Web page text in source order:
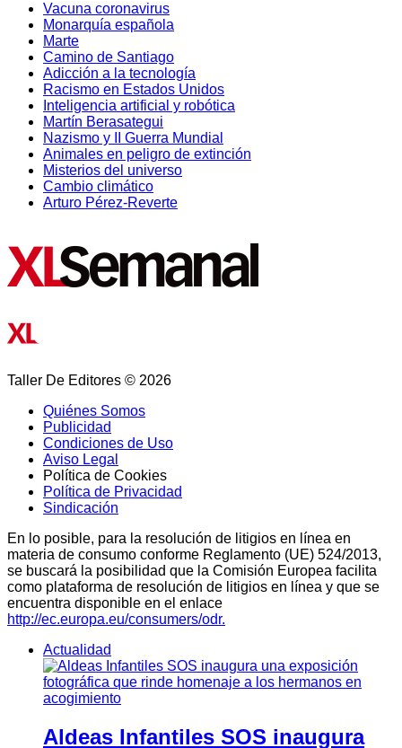
Vacuna coronavirus
Monarquía española
Marte
Camino de Santiago
Adicción a la tecnología
Racismo en Estados Unidos
Inteligencia artificial y robótica
Martín Berasategui
Nazismo y II Guerra Mundial
Animales en peligro de extinción
Misterios del universo
Cambio climático
Arturo Pérez-Reverte
Taller De Editores © 2026
Quiénes Somos
Publicidad
Condiciones de Uso
Aviso Legal
Política de Cookies
Política de Privacidad
Sindicación
En lo posible, para la resolución de litigios en línea en
materia de consumo conforme Reglamento (UE) 524/2013,
se buscará la posibilidad que la Comisión Europea facilita
como plataforma de resolución de litigios en línea y que se
encuentra disponible en el enlace
http://ec.europa.eu/consumers/odr.
Actualidad
Aldeas Infantiles SOS inaugura